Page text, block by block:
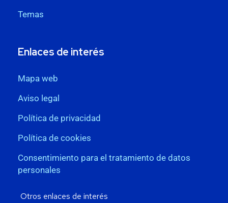
Temas
Enlaces de interés
Mapa web
Aviso legal
Política de privacidad
Política de cookies
Consentimiento para el tratamiento de datos
personales